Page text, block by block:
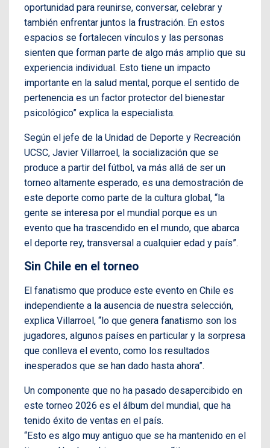
oportunidad para reunirse, conversar, celebrar y
también enfrentar juntos la frustración. En estos
espacios se fortalecen vínculos y las personas
sienten que forman parte de algo más amplio que su
experiencia individual. Esto tiene un impacto
importante en la salud mental, porque el sentido de
pertenencia es un factor protector del bienestar
psicológico” explica la especialista.
Según el jefe de la Unidad de Deporte y Recreación
UCSC, Javier Villarroel, la socialización que se
produce a partir del fútbol, va más allá de ser un
torneo altamente esperado, es una demostración de
este deporte como parte de la cultura global, “la
gente se interesa por el mundial porque es un
evento que ha trascendido en el mundo, que abarca
el deporte rey, transversal a cualquier edad y país”.
Sin Chile en el torneo
El fanatismo que produce este evento en Chile es
independiente a la ausencia de nuestra selección,
explica Villarroel, “lo que genera fanatismo son los
jugadores, algunos países en particular y la sorpresa
que conlleva el evento, como los resultados
inesperados que se han dado hasta ahora”.
Un componente que no ha pasado desapercibido en
este torneo 2026 es el álbum del mundial, que ha
tenido éxito de ventas en el país.
“Esto es algo muy antiguo que se ha mantenido en el